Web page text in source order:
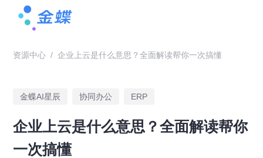
资源中心 / 企业上云是什么意思？全面解读帮你一次搞懂
金蝶AI星辰 协同办公 ERP
企业上云是什么意思？全面解读帮你
一次搞懂